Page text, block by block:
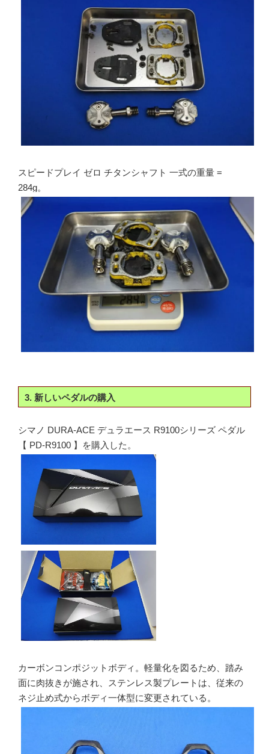
スピードプレイ ゼロ チタンシャフト 一式の重量 =
284g。
3. 新しいペダルの購入
シマノ DURA-ACE デュラエース R9100シリーズ ペダル
【 PD-R9100 】を購入した。
カーボンコンポジットボディ。軽量化を図るため、踏み
面に肉抜きが施され、ステンレス製プレートは、従来の
ネジ止め式からボディ一体型に変更されている。